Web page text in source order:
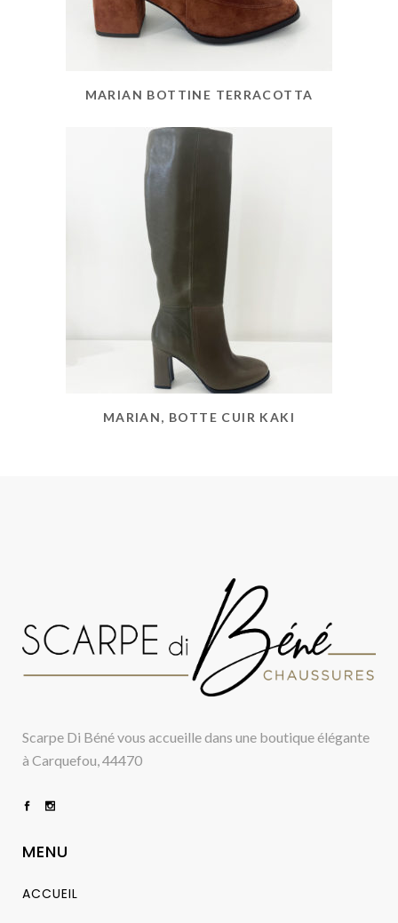
MARIAN BOTTINE TERRACOTTA
MARIAN, BOTTE CUIR KAKI
Scarpe Di Béné vous accueille dans une boutique élégante
à Carquefou, 44470
MENU
ACCUEIL